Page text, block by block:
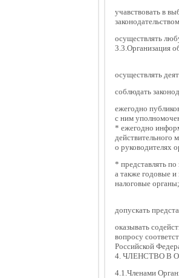
учавствовать в
осуществлять
3.3.Организация
осуществлять
соблюдать
ежегодно
с ним
* ежегодно
действительного
о руководителях
* представлять
а также годовые и
налоговые органы;
допускать
оказывать
вопросу
Российской
4. ЧЛЕНСТВО В
4.1.Членами